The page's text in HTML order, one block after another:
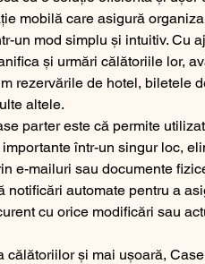
mobilă care asigură
un mod simplu și intuitiv. Cu
și urmări călătoriile lor,
rezervările de hotel, biletele
altele.
parter este că permite
într-un singur loc,
e-mailuri sau documente
notificări automate pentru a
cu orice modificări sau
călătoriilor și mai ușoară,